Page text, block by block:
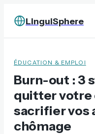
LinguiSphere
ÉDUCATION & EMPLOI
Burn-out : 3
quitter votre
sacrifier vos
chômage